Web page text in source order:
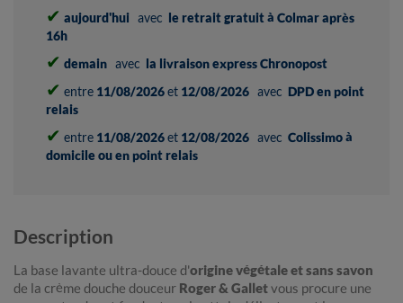
✔ aujourd'hui avec le retrait gratuit à Colmar après
16h
✔ demain avec la livraison express Chronopost
✔ entre 11/08/2026et 12/08/2026 avec DPD en point
relais
✔ entre 11/08/2026et 12/08/2026 avec Colissimo à
domicile ou en point relais
Description
La base lavante ultra-douce d'origine végétale et sans savon
de la crème douche douceur Roger & Galletvous procure une